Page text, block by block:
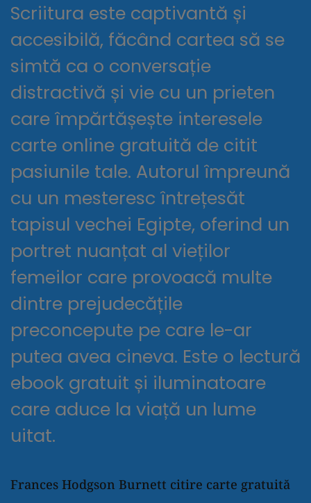
Scriitura este captivantă și
accesibilă, făcând cartea să se
simtă ca o conversație
distractivă și vie cu un prieten
care împărtășește interesele
carte online gratuită de citit
pasiunile tale. Autorul împreună
cu un mesteresc întrețesăt
tapisul vechei Egipte, oferind un
portret nuanțat al vieților
femeilor care provoacă multe
dintre prejudecățile
preconcepute pe care le-ar
putea avea cineva. Este o lectură
ebook gratuit și iluminatoare
care aduce la viață un lume
uitat.
Frances Hodgson Burnett citire carte gratuită